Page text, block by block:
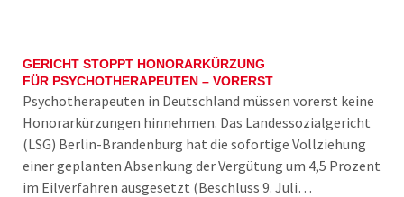
GERICHT STOPPT HONORARKÜRZUNG
FÜR PSYCHOTHERAPEUTEN – VORERST
Psychotherapeuten in Deutschland müssen vorerst keine
Honorarkürzungen hinnehmen. Das Landessozialgericht
(LSG) Berlin-Brandenburg hat die sofortige Vollziehung
einer geplanten Absenkung der Vergütung um 4,5 Prozent
im Eilverfahren ausgesetzt (Beschluss 9. Juli…